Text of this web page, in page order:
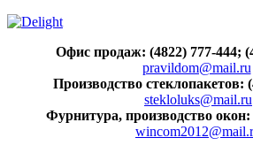
Офис продаж: (4822) 777-444;
pravildom@mail.ru
Производство стеклопакетов:
stekloluks@mail.ru
Фурнитура, производство окон: